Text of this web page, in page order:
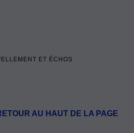
ET ÉCHOS
AU HAUT DE LA PAGE